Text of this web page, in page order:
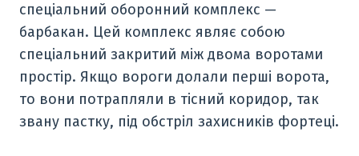
спеціальний оборонний комплекс —
барбакан. Цей комплекс являє собою
спеціальний закритий між двома воротами
простір. Якщо вороги долали перші ворота,
то вони потрапляли в тісний коридор, так
звану пастку, під обстріл захисників фортеці.